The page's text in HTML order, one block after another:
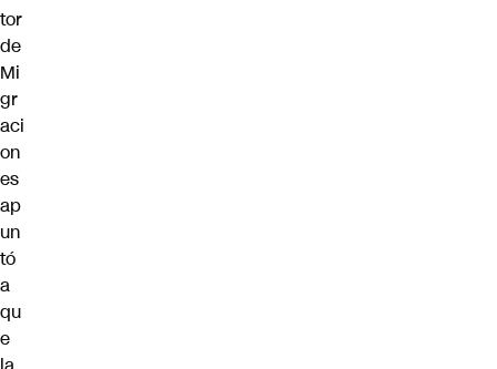
tor
de
Mi
gr
aci
on
es
ap
un
tó
a
qu
e